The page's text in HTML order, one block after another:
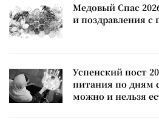
Медовый Спас
и поздравления с
Успенский пост
питания по дням
можно и нельзя